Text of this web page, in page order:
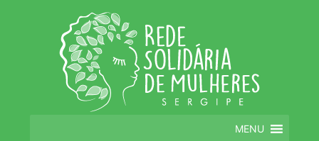
MENU
create designfor this archive page in the Live Composer.
Admin > Live Composer > Templates.
Notícias
Quem Somos